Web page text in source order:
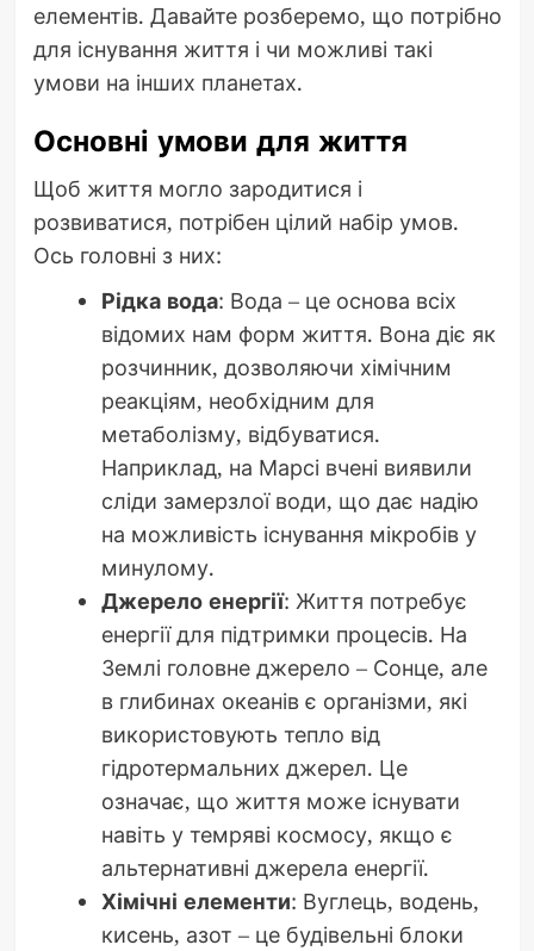
елементів. Давайте розберемо, що потрібно
для існування життя і чи можливі такі
умови на інших планетах.
Основні умови для життя
Щоб життя могло зародитися і
розвиватися, потрібен цілий набір умов.
Ось головні з них:
Рідка вода: Вода – це основа всіх
відомих нам форм життя. Вона діє як
розчинник, дозволяючи хімічним
реакціям, необхідним для
метаболізму, відбуватися.
Наприклад, на Марсі вчені виявили
сліди замерзлої води, що дає надію
на можливість існування мікробів у
минулому.
Джерело енергії: Життя потребує
енергії для підтримки процесів. На
Землі головне джерело – Сонце, але
в глибинах океанів є організми, які
використовують тепло від
гідротермальних джерел. Це
означає, що життя може існувати
навіть у темряві космосу, якщо є
альтернативні джерела енергії.
Хімічні елементи: Вуглець, водень,
кисень, азот – це будівельні блоки